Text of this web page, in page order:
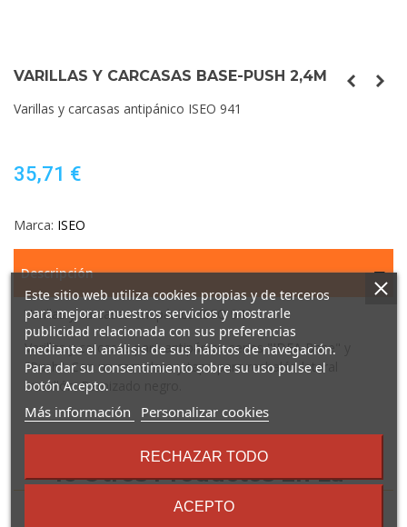
VARILLAS Y CARCASAS BASE-PUSH 2,4M
Varillas y carcasas antipánico ISEO 941
35,71 €
Marca: ISEO
Descripción
Varillas y carcasas antipánico ISEO 941
Varillas y carcasas para antipánico series "IDEA Base" y
"Push". Con un cerradero y tapa para resbalón lateral
manillón. Barnizado negro.
16 Otros Productos En La
Misma Categoría:
Este sitio web utiliza cookies propias y de terceros
para mejorar nuestros servicios y mostrarle
publicidad relacionada con sus preferencias
mediante el análisis de sus hábitos de navegación.
Para dar su consentimiento sobre su uso pulse el
botón Acepto.
Más información
sobre
términos
condiciones
Personalizar cookies
RECHAZAR TODO
ACEPTO